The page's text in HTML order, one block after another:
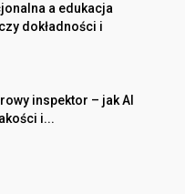
a edukacja
dokładności i
inspektor – jak AI
i...